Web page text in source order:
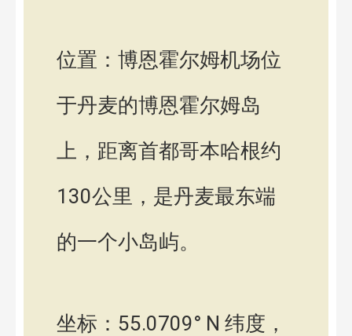
位置：博恩霍尔姆机场位
于丹麦的博恩霍尔姆岛
上，距离首都哥本哈根约
130公里，是丹麦最东端
的一个小岛屿。
坐标：55.0709° N 纬度，